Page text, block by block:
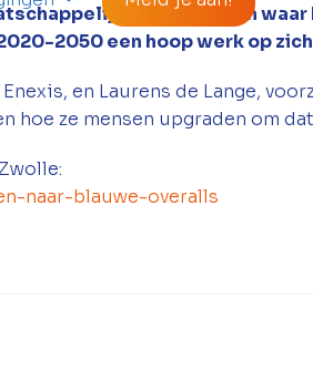
uitdagingen
2050 een hoop werk op
en Laurens de Lange,
ze mensen upgraden om
naar-blauwe-overalls